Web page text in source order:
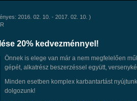
2016. 02. 10. - 2017. 02. 10. )
20% kedvezménnyel!
Önnek is elege van már a nem megfelelően
gépét, alkatrész beszerzéssel együtt,
Minden esetben komplex karbantartást
dolgozunk!